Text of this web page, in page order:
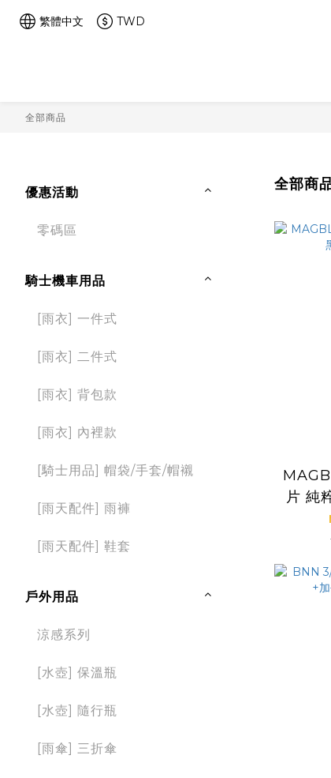
繁體中文 TWD
全部商品
優惠活動
零碼區
騎士機車用品
[雨衣] 一件式
[雨衣] 二件式
[雨衣] 背包款
[雨衣] 內裡款
[騎士用品] 帽袋/手套/帽襯
[雨天配件] 雨褲
[雨天配件] 鞋套
戶外用品
涼感系列
[水壺] 保溫瓶
[水壺] 隨行瓶
[雨傘] 三折傘
全部商
片 純